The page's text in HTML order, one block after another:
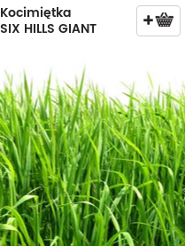
Kocimiętka
SIX HILLS GIANT